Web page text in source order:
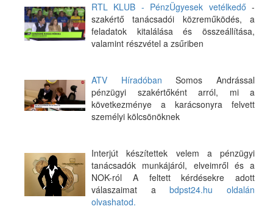
RTL KLUB - PénzÜgyesek vetélkedő -
szakértő tanácsadói közreműködés, a
feladatok kitalálása és összeállítása,
valamint részvétel a zsűriben
ATV Híradóban Somos Andrással
pénzügyi szakértőként arról, mi a
következménye a karácsonyra felvett
személyi kölcsönöknek
Interjút készítettek velem a pénzügyi
tanácsadók munkájáról, elveimről és a
NOK-ról A feltett kérdésekre adott
válaszaimat abdpst24.hu oldalán
olvashatod.